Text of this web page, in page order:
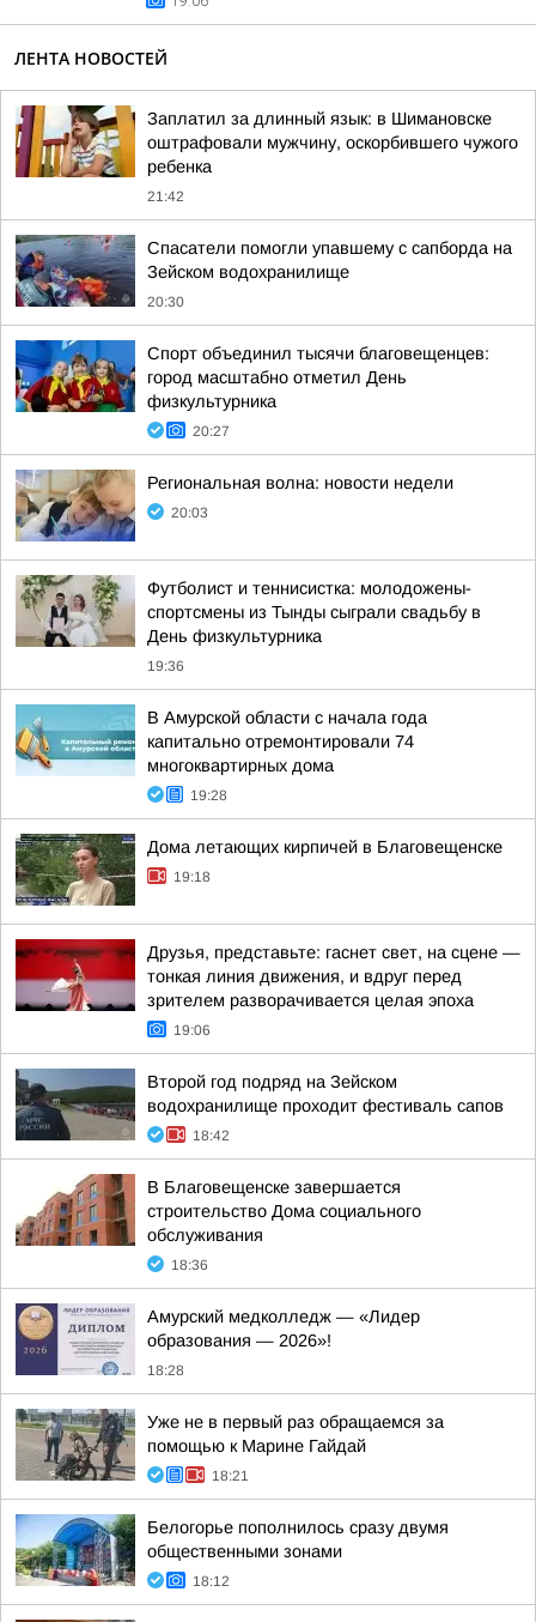
ЛЕНТА НОВОСТЕЙ
Заплатил за длинный язык: в Шимановске
оштрафовали мужчину, оскорбившего чужого
ребенка
21:42
Спасатели помогли упавшему с сапборда на
Зейском водохранилище
20:30
Спорт объединил тысячи благовещенцев:
город масштабно отметил День
физкультурника
20:27
Региональная волна: новости недели
20:03
Футболист и теннисистка: молодожены-
спортсмены из Тынды сыграли свадьбу в
День физкультурника
19:36
В Амурской области с начала года
капитально отремонтировали 74
многоквартирных дома
19:28
Дома летающих кирпичей в Благовещенске
19:18
Друзья, представьте: гаснет свет, на сцене —
тонкая линия движения, и вдруг перед
зрителем разворачивается целая эпоха
19:06
Второй год подряд на Зейском
водохранилище проходит фестиваль сапов
18:42
В Благовещенске завершается
строительство Дома социального
обслуживания
18:36
Амурский медколледж — «Лидер
образования — 2026»!
18:28
Уже не в первый раз обращаемся за
помощью к Марине Гайдай
18:21
Белогорье пополнилось сразу двумя
общественными зонами
18:12